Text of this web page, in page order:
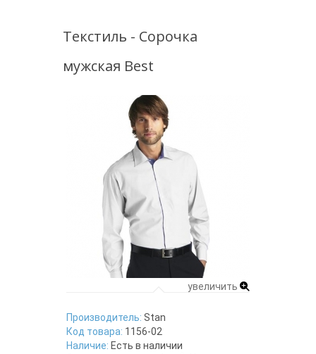
Текстиль - Сорочка
мужская Best
увеличить
Производитель: Stan
Код товара: 1156-02
Наличие: Есть в наличии